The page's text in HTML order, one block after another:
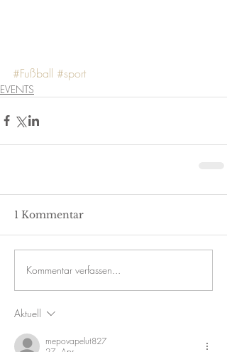
#Fußball #sport
EVENTS
1 Kommentar
Kommentar verfassen...
Aktuell
mepovapelut827